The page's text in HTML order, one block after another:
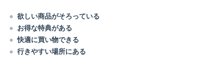
欲しい商品がそろっている
お得な特典がある
快適に買い物できる
行きやすい場所にある